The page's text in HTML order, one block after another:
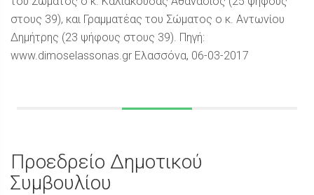
στους 39), και Γραμματέας του Σώματος ο κ. Αντωνίου
Δημήτρης (23 ψήφους στους 39). Πηγή:
www.dimoselassonas.gr Ελασσόνα, 06-03-2017
Προεδρείο Δημοτικού
Συμβουλίου